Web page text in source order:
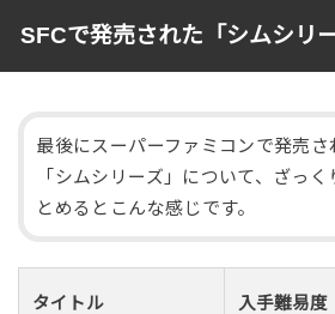
SFCで発売された「シムシリ
最後にスーパーファミコンで発売さ
「シムシリーズ」について、ざっく
とめるとこんな感じです。
タイトル 入手難易度